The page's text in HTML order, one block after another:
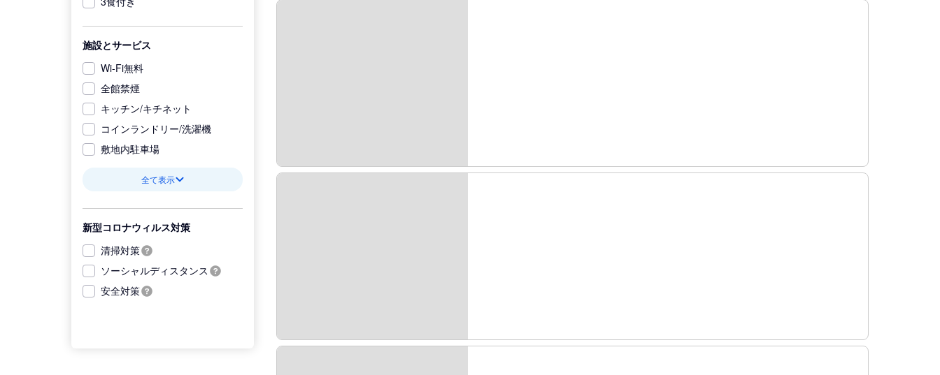
施設とサービス
Wi-Fi無料
全館禁煙
キッチン/キチネット
コインランドリー/洗濯機
敷地内駐車場
全て表示
新型コロナウィルス対策
清掃対策
ソーシャルディスタンス
安全対策